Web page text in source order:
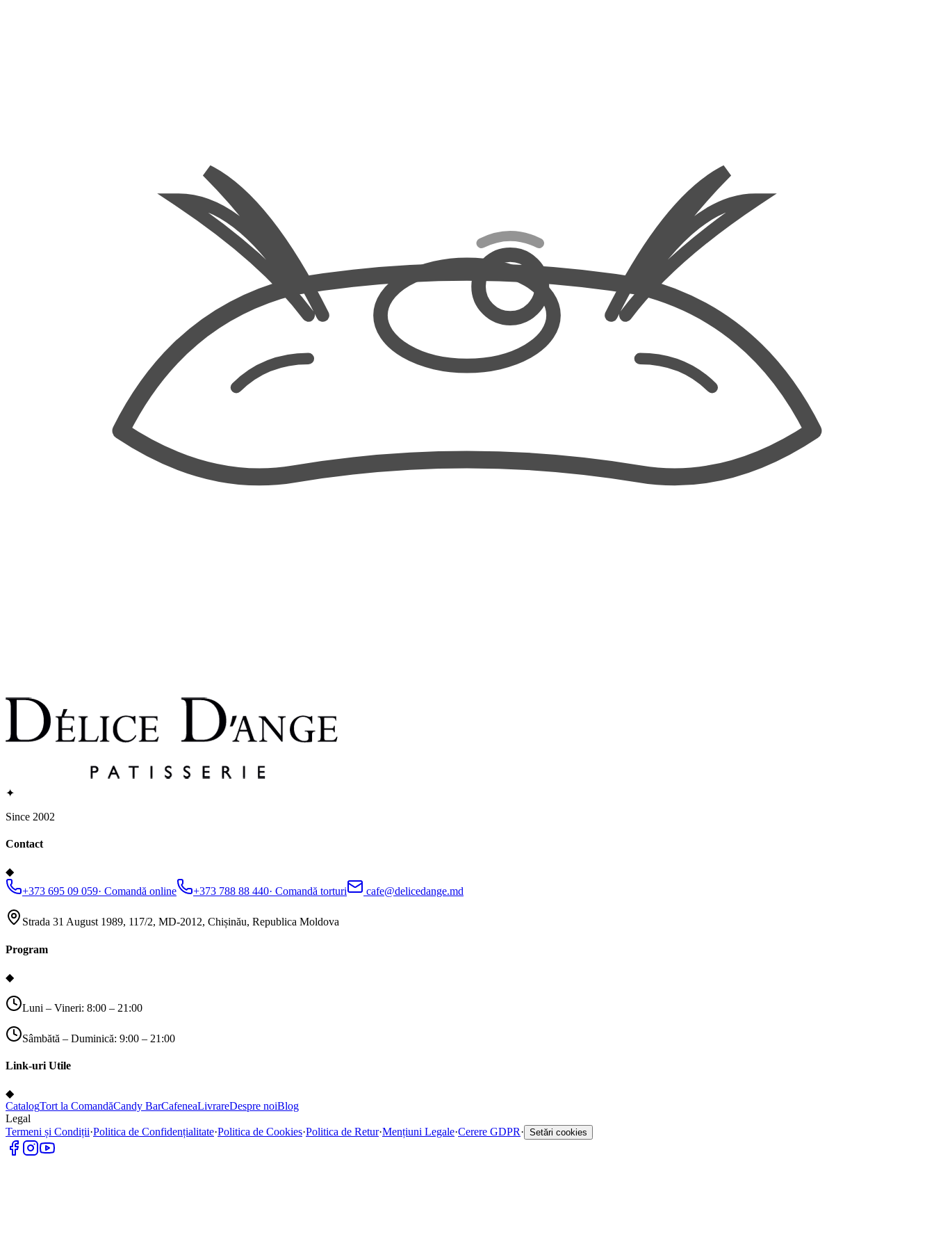
✦
Since 2002
Contact
◆
+373 695 09 059· Comandă online +373 788 88 440· Comandă torturi cafe@delicedange.md
Strada 31 August 1989, 117/2, MD-2012, Chișinău, Republica Moldova
Program
◆
Luni – Vineri: 8:00 – 21:00
Sâmbătă – Duminică: 9:00 – 21:00
Link-uri Utile
◆
CatalogTort la ComandăCandy BarCafeneaLivrareDespre noiBlog
Legal
Termeni și Condiții·Politica de Confidențialitate·Politica de Cookies·Politica de Retur·Mențiuni Legale·Cerere GDPR· Setări cookies